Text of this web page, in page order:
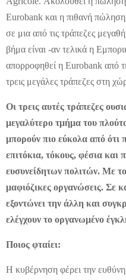
Eurobank και η πιθανή
σε μια από τις τράπεζες
βήμα είναι -αν τελικά η
απορροφηθεί η Eurobank από
τρεις μεγάλες τράπεζες στη
Οι τρεις αυτές τράπεζες
μεγαλύτερο τμήμα του
μπορούν πιο εύκολα από ότι
επιτόκια, τόκους, φέσια και
ευσυνείδητων πολιτών. Με
μαφιόζικες οργανώσεις. Σε
εξοντώνει την άλλη και
ελέγχουν το οργανωμένο
Ποιος φταίει:
Η κυβέρνηση φέρει την